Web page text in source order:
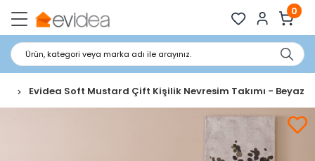
0
Ürün, kategori veya marka adı ile arayınız.
Evidea Soft Mustard Çift Kişilik Nevresim Takımı - Beyaz